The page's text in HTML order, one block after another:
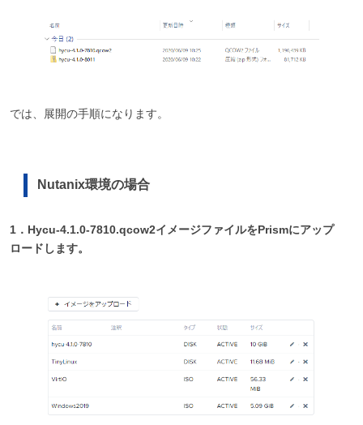
では、展開の手順になります。
Nutanix環境の場合
1．Hycu-4.1.0-7810.qcow2イメージファイルをPrismにアップ
ロードします。